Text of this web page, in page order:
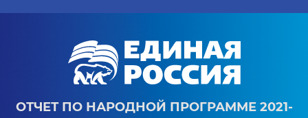
ОТЧЕТ ПО НАРОДНОЙ ПРОГРАММЕ 2021-